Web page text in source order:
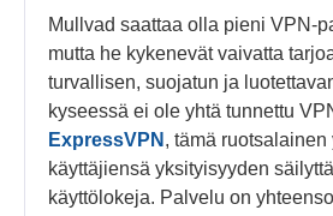
Mullvad saattaa olla pieni VPN-
mutta he kykenevät vaivatta
turvallisen, suojatun ja
kyseessä ei ole yhtä tunnettu
ExpressVPN , tämä ruotsalainen
käyttäjiensä yksityisyyden
käyttölokeja. Palvelu on